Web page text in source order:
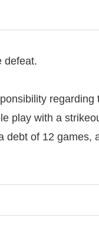
defeat.
regarding
play with a
debt of 12 games,